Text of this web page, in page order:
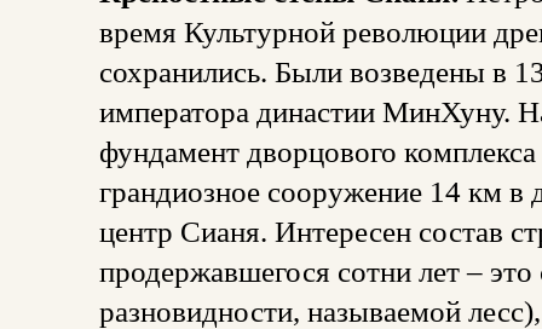
время Культурной революции
сохранились. Были возведены в
императора династии МинХуну.
фундамент дворцового
грандиозное сооружение 14 км в
центр Сианя. Интересен состав
продержавшегося сотни лет –
разновидности, называемой